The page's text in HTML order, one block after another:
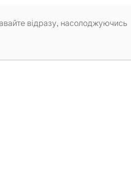
відразу, насолоджуючись